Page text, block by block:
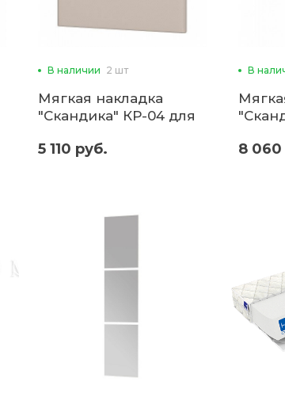
В наличии 2 шт
Мягкая накладка
"Скандика" КР-04 для
5 110 руб.
В
КР-19)
8 060